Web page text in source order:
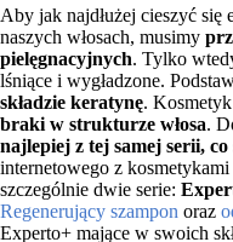
Aby jak najdłużej cieszyć się
naszych włosach, musimy
pielęgnacyjnych. Tylko
lśniące i wygładzone.
składzie keratynę.
braki w strukturze włosa.
najlepiej z tej samej serii, co
internetowego z
szczególnie dwie serie:
Regenerujący szampon oraz
Experto+ mające w swoich